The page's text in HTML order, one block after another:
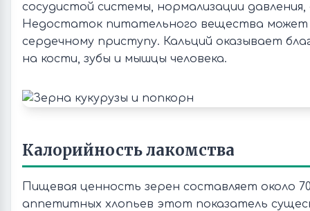
сосудистой системы, нормализации давления,
Недостаток питательного вещества может
сердечному приступу. Кальций оказывает
на кости, зубы и мышцы человека.
Калорийность лакомства
Пищевая ценность зерен составляет около
аппетитных хлопьев этот показатель